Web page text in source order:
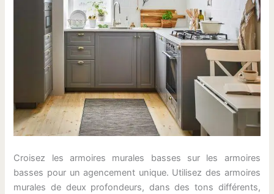
Croisez les armoires murales basses sur les armoires
basses pour un agencement unique. Utilisez des armoires
murales de deux profondeurs, dans des tons différents,